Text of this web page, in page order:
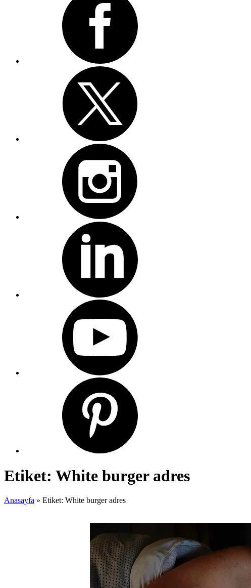
Etiket: White burger adres
Anasayfa » Etiket: White burger adres